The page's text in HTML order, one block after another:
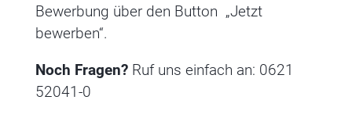
Bewerbung über den Button „Jetzt
bewerben“.
Noch Fragen?Ruf uns einfach an: 0621
52041-0